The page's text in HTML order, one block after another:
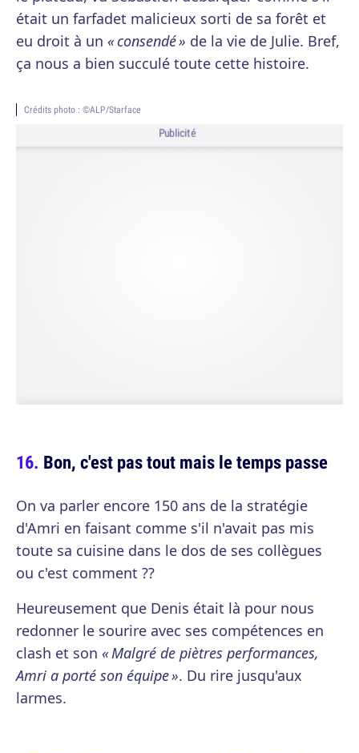
était un farfadet malicieux sorti de sa forêt et
eu droit à un « consendé » de la vie de Julie. Bref,
ça nous a bien succulé toute cette histoire.
Crédits photo : ©ALP/Starface
Publicité
Bon, c'est pas tout mais le temps passe
On va parler encore 150 ans de la stratégie
d'Amri en faisant comme s'il n'avait pas mis
toute sa cuisine dans le dos de ses collègues
ou c'est comment ??
Heureusement que Denis était là pour nous
redonner le sourire avec ses compétences en
clash et son « Malgré de piètres performances,
Amri a porté son équipe ». Du rire jusqu'aux
larmes.